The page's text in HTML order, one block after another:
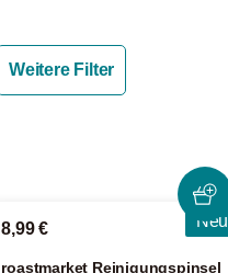
Weitere Filter
Neu
8,99 €
roastmarket Reinigungspinsel